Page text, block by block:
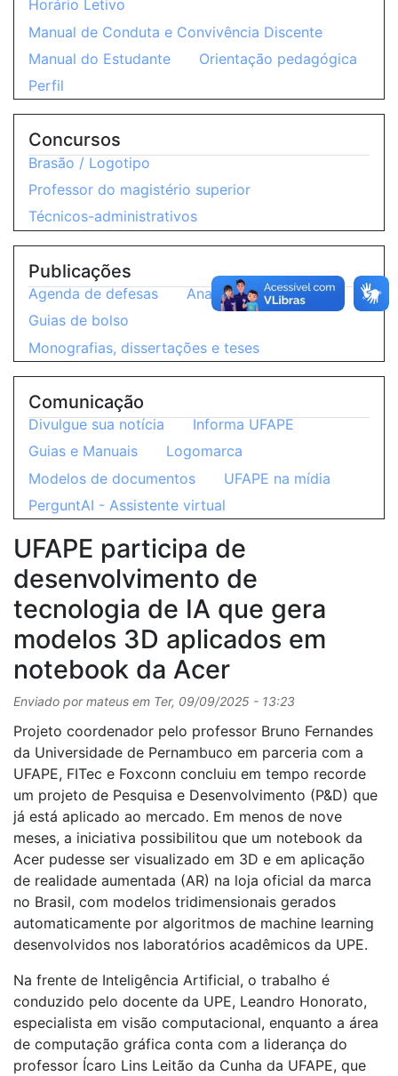
UFAPE participa de
desenvolvimento de
tecnologia de IA que gera
modelos 3D aplicados em
notebook da Acer
Enviado pormateus em Ter, 09/09/2025 - 13:23
Projeto coordenador pelo professor Bruno Fernandes
da Universidade de Pernambuco em parceria com a
UFAPE, FITec e Foxconn concluiu em tempo recorde
um projeto de Pesquisa e Desenvolvimento (P&D) que
já está aplicado ao mercado. Em menos de nove
meses, a iniciativa possibilitou que um notebook da
Acer pudesse ser visualizado em 3D e em aplicação
de realidade aumentada (AR) na loja oficial da marca
no Brasil, com modelos tridimensionais gerados
automaticamente por algoritmos de machine learning
desenvolvidos nos laboratórios acadêmicos da UPE.
Na frente de Inteligência Artificial, o trabalho é
conduzido pelo docente da UPE, Leandro Honorato,
especialista em visão computacional, enquanto a área
de computação gráfica conta com a liderança do
professor Ícaro Lins Leitão da Cunha da UFAPE, que
Horário Letivo
Manual de Conduta e Convivência Discente
Manual do Estudante
Orientação pedagógica
Perfil
Concursos
Brasão / Logotipo
Professor do magistério superior
Técnicos-administrativos
Publicações
Agenda de defesas
Anais de Eventos
Guias de bolso
Monografias, dissertações e teses
Comunicação
Divulgue sua notícia
Informa UFAPE
Guias e Manuais
Logomarca
Modelos de documentos
UFAPE na mídia
PerguntAI - Assistente virtual